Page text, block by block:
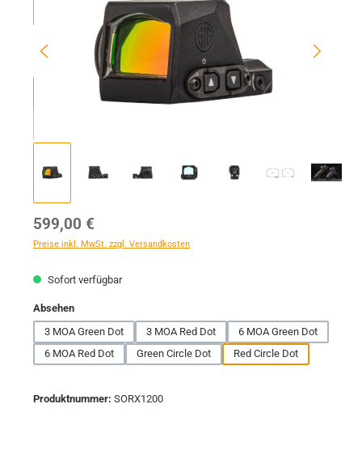
Regulärer Preis:
599,00 €
Preise inkl. MwSt. zzgl. Versandkosten
Sofort verfügbar
Absehenauswählen
3 MOA Green Dot
3 MOA Red Dot
6 MOA Green Dot
6 MOA Red Dot
Green Circle Dot Red Circle Dot
Produktnummer: SORX1200